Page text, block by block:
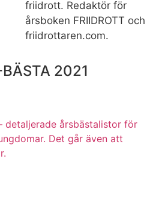
friidrott. Redaktör för
årsboken FRIIDROTT och
friidrottaren.com.
BÄSTA 2021
detaljerade årsbästalistor för
Det går även att